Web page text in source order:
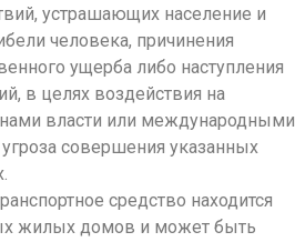
устрашающих население и
человека, причинения
ущерба либо наступления
в целях воздействия на
власти или международными
совершения указанных
средство находится
жилых домов и может быть